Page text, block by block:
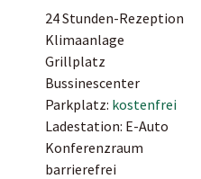
24 Stunden-Rezeption
Klimaanlage
Grillplatz
Bussinescenter
Parkplatz: kostenfrei
Ladestation: E-Auto
Konferenzraum
barrierefrei